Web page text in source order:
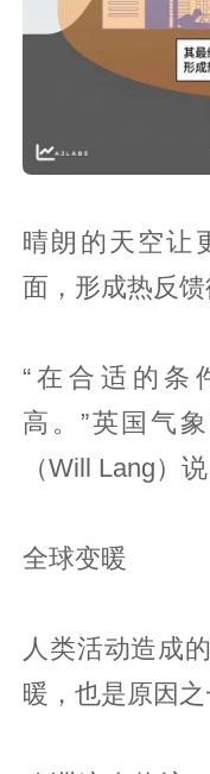
晴朗的天空让
面，形成热反馈
“在合适的条
高。”英国气
（Will Lang）说
全球变暖
人类活动造成
暖，也是原因之